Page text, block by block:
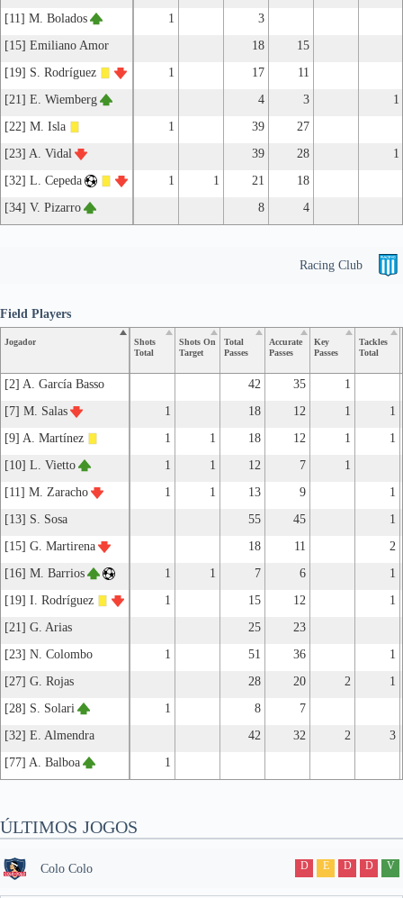
[11] M. Bolados 1
3
[15] Emiliano Amor
18
15
[19] S. Rodríguez
1 17
11
[21] E. Wiemberg
4 3
1
[22] M. Isla
1 39
27
[23] A. Vidal
39 28
1
[32] L. Cepeda
1 1 21
18
[34] V. Pizarro
8 4
Racing Club
Jogador
Shots
Total
Shots On
Target
Total
Passes
Accurate
Passes
Key
Passes
Tackles
Total
[2] A. García Basso 42 35
1
[7] M. Salas
1 18 12 1
1
[9] A. Martínez
1 1 18 12 1
1
[10] L. Vietto
1 1 12 7
1
[11] M. Zaracho
1 1 13 9
1
[13] S. Sosa
55 45
1
[15] G. Martirena
18 11
2
[16] M. Barrios
1 1 7 6
1
[19] I. Rodríguez
1 15 12
1
[21] G. Arias
25
23
[23] N. Colombo
1 51 36
1
[27] G. Rojas
28 20 2
1
[28] S. Solari
1 8
7
[32] E. Almendra
42 32 2
3
[77] A. Balboa
1
Field Players
ÚLTIMOS JOGOS
Colo Colo D E D D V